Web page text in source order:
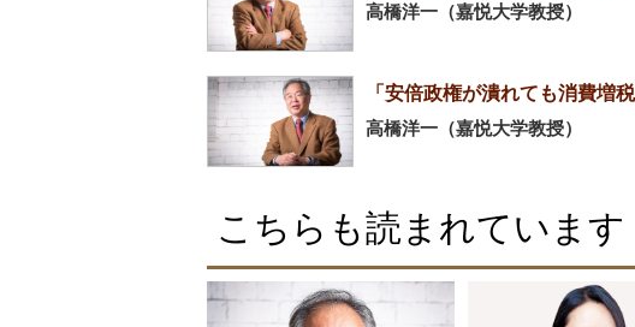
高橋洋一（嘉悦大学教授）
「安倍政権が潰れても消費増
高橋洋一（嘉悦大学教授）
こちらも読まれています